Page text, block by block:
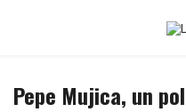
Pepe Mujica, un